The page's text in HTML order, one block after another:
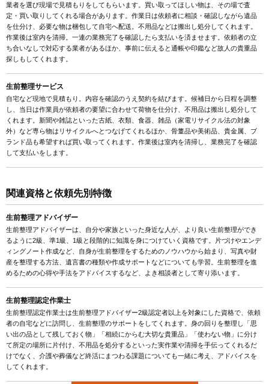
業者を選び現場で見積もりをしてもらいます。買い取ってほしい物は、その場で査
定・買い取りしてくれる場合があります。作業日は依頼者に相談・確認しながら遺品
を仕分け、必要な物は梱包して自宅へ配送。不用品などは搬出し処分してくれます。
作業後は室内を清掃。一連の業務完了を確認したら支払いを済ませます。依頼者の立
ち合いなしで対応する業者があるほか、事前に伝えると通帳や印鑑など故人の貴重品
探しもしてくれます。
生前整理サービス
自宅など現地で見積もり。内容を確認のうえ契約を結びます。候補日から日程を調整
し、当日は作業員が依頼者の要望に合わせて荷物を仕分け、不用品は搬出し処分して
くれます。新聞や雑誌といった古紙、衣類、食器、雑品（家電リサイクル法の対象
外）など専ら物はリサイクルへとつなげてくれるほか、骨董品や美術品、貴金属、ブ
ランド品も希望すれば買い取ってくれます。作業後は室内を清掃し、業務完了を確認
して支払いをします。
関連資格と依頼先別特徴
生前整理アドバイザー
生前整理アドバイザーは、自分や家族といった身近な人が、より良い生前整理ができ
るように2級、準1級、1級と段階的に知識を身につけていく資格です。片づけやエンデ
ィングノート作成など、自身が生前整理をするためのノウハウから始まり、写真や財
産を整理する方法、遺言書の種類や作成サポートなどについても学習。生前整理を進
めるための心得や手法をアドバイスするなど、よき相談者として寄り添います。
生前整理認定作業士
生前整理認定作業士は生前整理アドバイザー2級認定者以上を対象にした資格で、依頼
者の自宅などに訪問し、生前整理のサポートをしてくれます。身の回りを整理し「思
い出の品として残しておく物」「相続にからむ大切な貴重品」「使わない物」に分け
て所定の場所に片付け、不用品を処分するといった実作業や清掃を手伝ってくれるだ
けでなく、介護や葬儀など終活にまつわる課題についても一緒に考え、アドバイスを
してくれます。